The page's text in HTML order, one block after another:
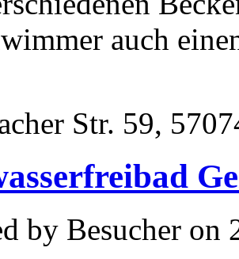
auch
Str. 59,
by Besucher on